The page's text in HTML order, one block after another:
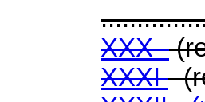
XXX -
XXXI-